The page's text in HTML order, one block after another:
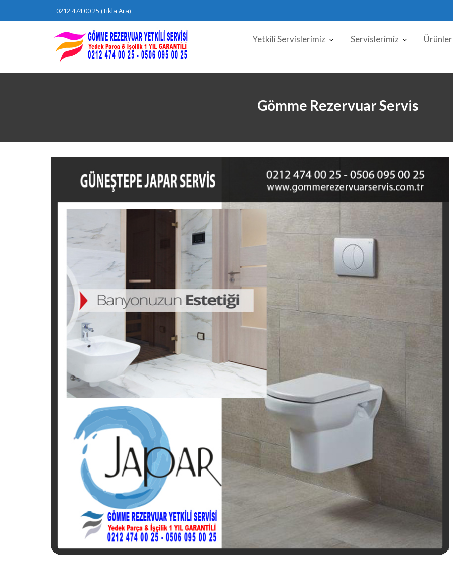
0212 474 00 25 (Tıkla Ara)
Yetkili Servislerimiz Servislerimiz Ürünler
Gömme Rezervuar Servis